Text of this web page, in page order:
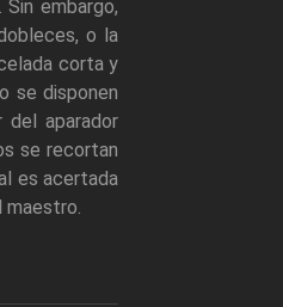
. Sin embargo,
o la
corta y
se disponen
del aparador
se recortan
es acertada